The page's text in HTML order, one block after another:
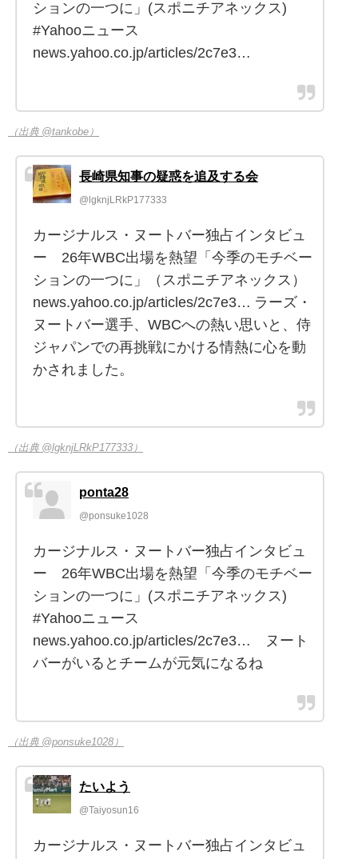
ションの一つに」(スポニチアネックス)
#Yahooニュース
news.yahoo.co.jp/articles/2c7e3…
（出典 @tankobe）
長崎県知事の疑惑を追及する会
@lgknjLRkP177333
カージナルス・ヌートバー独占インタビュ
ー 26年WBC出場を熱望「今季のモチベー
ションの一つに」（スポニチアネックス）
news.yahoo.co.jp/articles/2c7e3… ラーズ・
ヌートバー選手、WBCへの熱い思いと、侍
ジャパンでの再挑戦にかける情熱に心を動
かされました。
（出典 @lgknjLRkP177333）
ponta28
@ponsuke1028
カージナルス・ヌートバー独占インタビュ
ー 26年WBC出場を熱望「今季のモチベー
ションの一つに」(スポニチアネックス)
#Yahooニュース
news.yahoo.co.jp/articles/2c7e3… ヌート
バーがいるとチームが元気になるね
（出典 @ponsuke1028）
たいよう
@Taiyosun16
カージナルス・ヌートバー独占インタビュ